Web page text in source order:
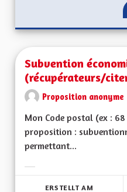
Subvention
(récupérateurs/
Proposition anonyme
Mon Code postal (ex :
proposition :
permettant...
ERSTELLT AM